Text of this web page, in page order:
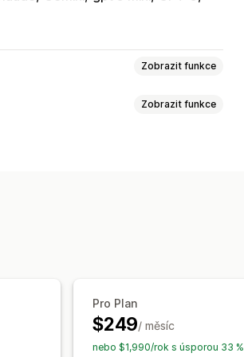
Zobrazit funkce
Audity SEO
Zobrazit funkce
Pro Plan
$249/ měsíc
nebo $1,990/rok s úsporou 33 %